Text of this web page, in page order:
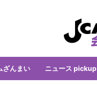
ざんまい ニュース pickup